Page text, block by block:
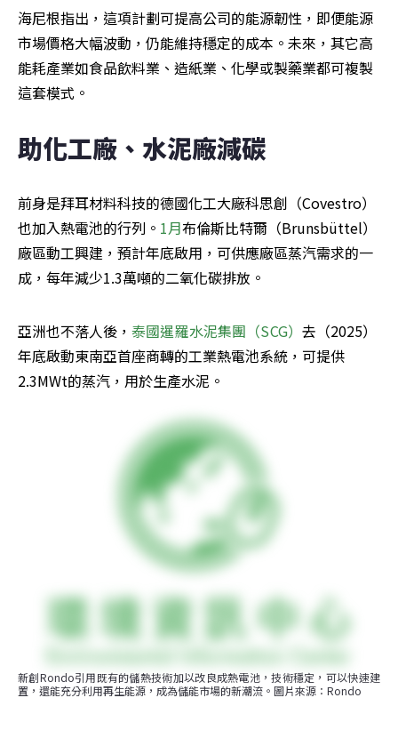
海尼根指出，這項計劃可提高公司的能源韌性，即便能源
市場價格大幅波動，仍能維持穩定的成本。未來，其它高
能耗產業如食品飲料業、造紙業、化學或製藥業都可複製
這套模式。
助化工廠、水泥廠減碳
前身是拜耳材料科技的德國化工大廠科思創（Covestro）
也加入熱電池的行列。 1月布倫斯比特爾（Brunsbüttel）
廠區動工興建，預計年底啟用，可供應廠區蒸汽需求的一
成，每年減少1.3萬噸的二氧化碳排放。
亞洲也不落人後， 泰國暹羅水泥集團（SCG）去（2025）
年底啟動東南亞首座商轉的工業熱電池系統，可提供
2.3MWt的蒸汽，用於生產水泥。
新創Rondo引用既有的儲熱技術加以改良成熱電池，技術穩定，可以快速建
置，還能充分利用再生能源，成為儲能市場的新潮流。圖片來源：Rondo